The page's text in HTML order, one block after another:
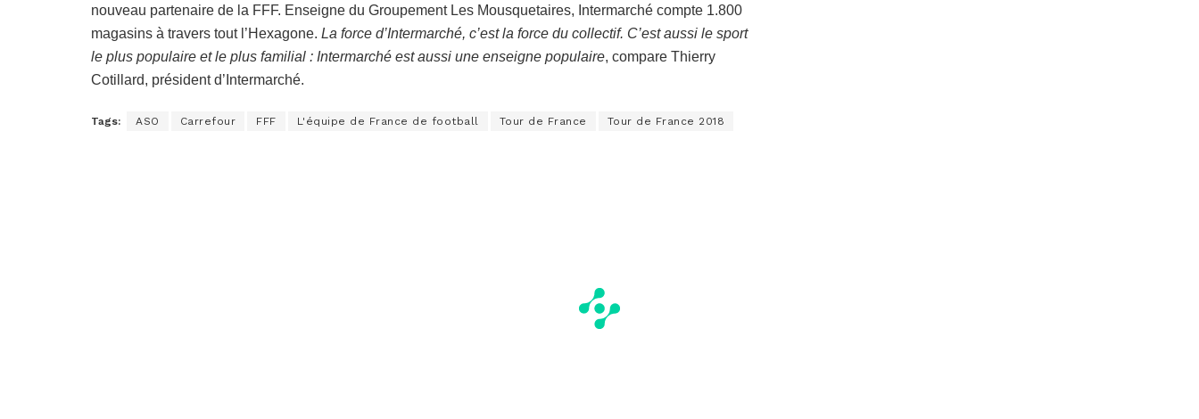
nouveau partenaire de la FFF. Enseigne du Groupement Les Mousquetaires, Intermarché compte 1.800
magasins à travers tout l’Hexagone. La force d’Intermarché, c’est la force du collectif. C’est aussi le sport
le plus populaire et le plus familial : Intermarché est aussi une enseigne populaire, compare Thierry
Cotillard, président d’Intermarché.
Tags: ASO Carrefour FFF L'équipe de France de football Tour de France Tour de France 2018